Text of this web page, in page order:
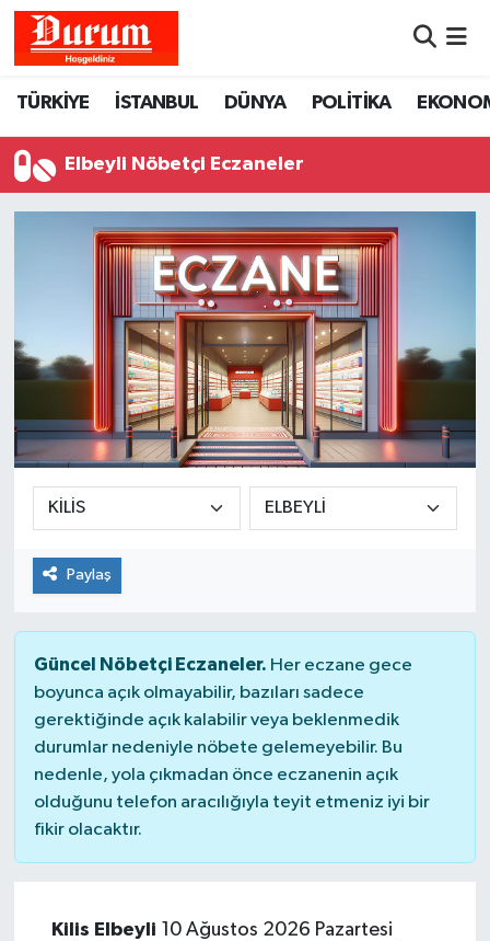
TÜRKİYE İSTANBUL DÜNYA POLİTİKA
Elbeyli Nöbetçi Eczaneler
Paylaş
Güncel Nöbetçi Eczaneler. Her eczane gece
boyunca açık olmayabilir, bazıları sadece
gerektiğinde açık kalabilir veya beklenmedik
durumlar nedeniyle nöbete gelemeyebilir. Bu
nedenle, yola çıkmadan önce eczanenin açık
olduğunu telefon aracılığıyla teyit etmeniz iyi bir
fikir olacaktır.
Kilis Elbeyli 10 Ağustos 2026 Pazartesi
Hava Durumu
Namaz Vakitleri
Trafik Durumu
Süper Lig Puan Durumu ve Fikstür
Tüm Manşetler
Son Dakika Haberleri
Haber Arşivi